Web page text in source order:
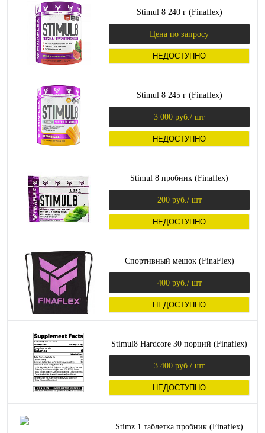
Stimul 8 240 г (Finaflex)
Цена по запросу
НЕДОСТУПНО
Stimul 8 245 г (Finaflex)
3 000 руб. / шт
НЕДОСТУПНО
Stimul 8 пробник (Finaflex)
200 руб. / шт
НЕДОСТУПНО
Спортивный мешок (FinaFlex)
400 руб. / шт
НЕДОСТУПНО
Stimul8 Hardcore 30 порций (Finaflex)
3 400 руб. / шт
НЕДОСТУПНО
Stimz 1 таблетка пробник (Finaflex)